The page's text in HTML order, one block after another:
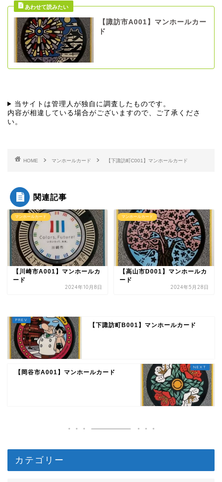
【諏訪市A001】マンホールカー
ド
当サイトは管理人が独自に調査したものです。
内容が相違している場合がございますので、ご了承くださ
い。
HOME マンホールカード 【下諏訪町C001】マンホールカード
関連記事
マンホールカード
【川崎市A001】マンホールカ
ード
2024年10月8日
マンホールカード
【高山市D001】マンホールカ
ード
2024年5月28日
【下諏訪町B001】マンホールカード
【岡谷市A001】マンホールカード
カテゴリー